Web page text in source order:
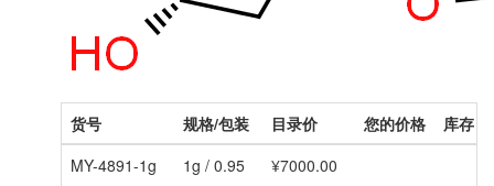
货号 规格/包装 目录价 您的价格 库存
MY-4891-1g
1g / 0.95 ¥7000.00